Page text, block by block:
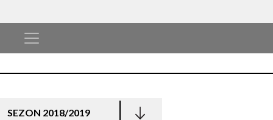
SEZON 2018/2019